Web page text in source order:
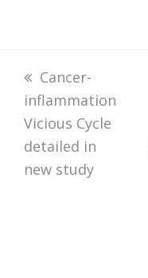
previous
post:
Cancer-
inflammation
Vicious Cycle
detailed in
new study